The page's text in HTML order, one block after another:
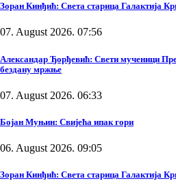
Зоран Кинђић: Света старица Галактија
07. August 2026. 07:56
Александар Ђорђевић: Свети мученици
бездану мржње
07. August 2026. 06:33
Бојан Муњин: Свијећа ипак гори
06. August 2026. 09:05
Зоран Кинђић: Света старица Галактија